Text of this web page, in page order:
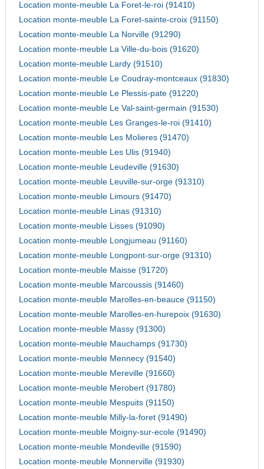
Location monte-meuble La Foret-le-roi (91410)
Location monte-meuble La Foret-sainte-croix (91150)
Location monte-meuble La Norville (91290)
Location monte-meuble La Ville-du-bois (91620)
Location monte-meuble Lardy (91510)
Location monte-meuble Le Coudray-montceaux (91830)
Location monte-meuble Le Plessis-pate (91220)
Location monte-meuble Le Val-saint-germain (91530)
Location monte-meuble Les Granges-le-roi (91410)
Location monte-meuble Les Molieres (91470)
Location monte-meuble Les Ulis (91940)
Location monte-meuble Leudeville (91630)
Location monte-meuble Leuville-sur-orge (91310)
Location monte-meuble Limours (91470)
Location monte-meuble Linas (91310)
Location monte-meuble Lisses (91090)
Location monte-meuble Longjumeau (91160)
Location monte-meuble Longpont-sur-orge (91310)
Location monte-meuble Maisse (91720)
Location monte-meuble Marcoussis (91460)
Location monte-meuble Marolles-en-beauce (91150)
Location monte-meuble Marolles-en-hurepoix (91630)
Location monte-meuble Massy (91300)
Location monte-meuble Mauchamps (91730)
Location monte-meuble Mennecy (91540)
Location monte-meuble Mereville (91660)
Location monte-meuble Merobert (91780)
Location monte-meuble Mespuits (91150)
Location monte-meuble Milly-la-foret (91490)
Location monte-meuble Moigny-sur-ecole (91490)
Location monte-meuble Mondeville (91590)
Location monte-meuble Monnerville (91930)